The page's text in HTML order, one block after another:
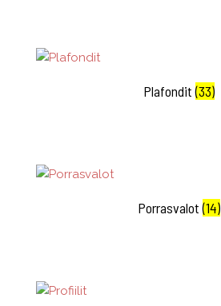
Plafondit(33)
Porrasvalot(14)